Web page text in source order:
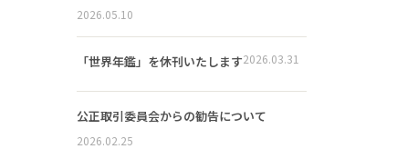
2026.05.10
「世界年鑑」を休刊いたします2026.03.31
公正取引委員会からの勧告について
2026.02.25